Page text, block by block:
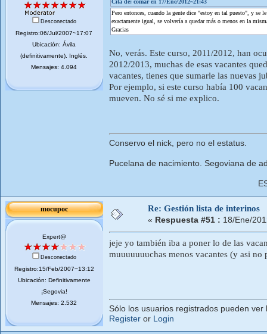
Desconectado
Registro:06/Jul/2007~17:07
Ubicación: Ávila
(definitivamente). Inglés.
Mensajes: 4.094
Cita de: comar en 17/Ene/2012~21:43
Pero entonces, cuando la gente dice "estoy en tal puesto", y
exactamente igual, se volvería a quedar más o menos en la
Gracias
No, verás. Este curso, 2011/2012, han
2012/2013, muchas de esas vacantes
vacantes, tienes que sumarle las nuevas
Por ejemplo, si este curso había 100
mueven. No sé si me explico.
Conservo el nick, pero no el estatus.
Pucelana de nacimiento. Segoviana de
mocupoc
Expert@
Desconectado
Registro:15/Feb/2007~13:12
Ubicación: Definitivamente
¡Segovia!
Mensajes: 2.532
Re: Gestión lista de interinos
« Respuesta #51 : 18/Ene/
jeje yo también iba a poner lo de las
muuuuuuuchas menos vacantes (y asi
Sólo los usuarios registrados pueden ver
Register or Login